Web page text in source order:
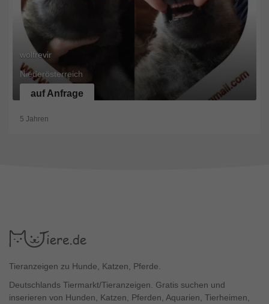
wolfrevir
Niederösterreich
auf Anfrage
5 Jahren
Tieranzeigen zu Hunde, Katzen, Pferde.
Deutschlands Tiermarkt/Tieranzeigen. Gratis suchen und
inserieren von Hunden, Katzen, Pferden, Aquarien, Tierheimen,